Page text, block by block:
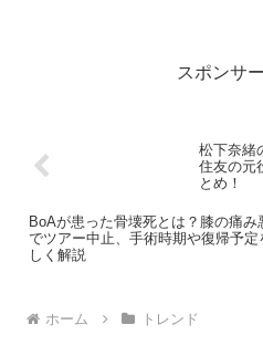
スポンサ
松下奈緒
住友の元
とめ！
BoAが患った骨壊死とは？膝の痛み
でツアー中止、手術時期や復帰予定
しく解説
ホーム トレンド